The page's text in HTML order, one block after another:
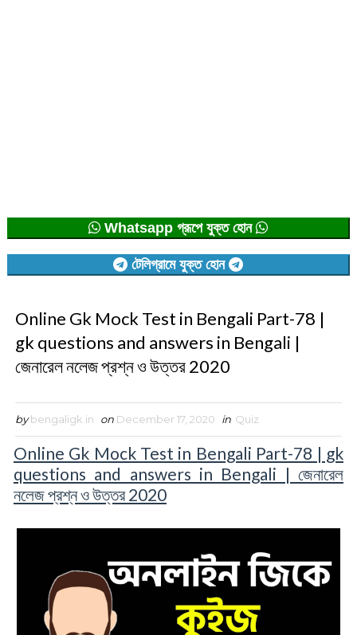
Whatsapp গ্রূপে যুক্ত হোন
টেলিগ্রামে যুক্ত হোন
Online Gk Mock Test in Bengali Part-78 |
gk questions and answers in Bengali |
জেনারেল নলেজ প্রশ্ন ও উত্তর 2020
by bengaligk.in on December 17, 2020 in Quiz
Online Gk Mock Test in Bengali Part-78 | gk
questions and answers in Bengali | জেনারেল
নলেজ প্রশ্ন ও উত্তর 2020